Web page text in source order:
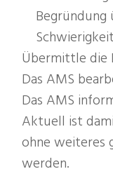
Übermittle die
Das AMS
Das AMS
Aktuell ist
ohne weiteres
werden.